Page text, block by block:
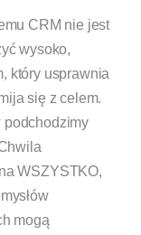
CRM nie jest
wysoko,
który usprawnia
się z celem.
podchodzimy
WSZYSTKO,
mogą